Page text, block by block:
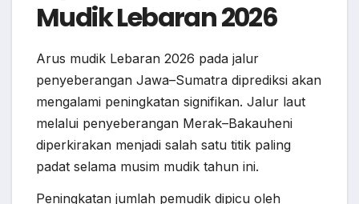
Mudik Lebaran 2026
Arus mudik Lebaran 2026 pada jalur
penyeberangan Jawa–Sumatra diprediksi akan
mengalami peningkatan signifikan. Jalur laut
melalui penyeberangan Merak–Bakauheni
diperkirakan menjadi salah satu titik paling
padat selama musim mudik tahun ini.
Peningkatan jumlah pemudik dipicu oleh